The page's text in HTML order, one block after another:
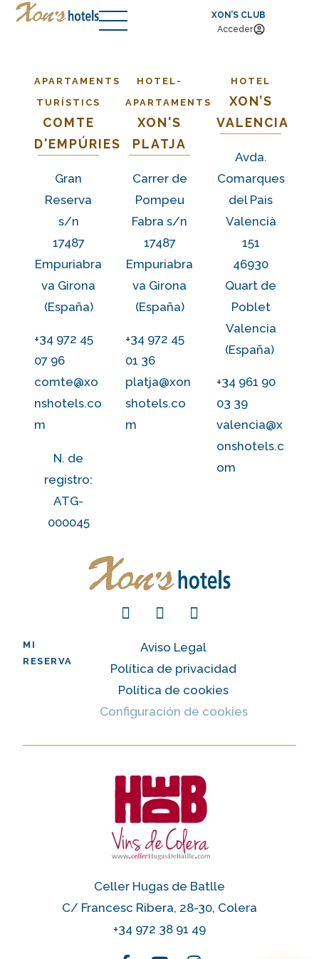
XON’S CLUB
Acceder
APARTAMENTS
TURÍSTICS
COMTE
D'EMPÚRIES
Gran
Reserva
s/n
17487
Empuriabra
va Girona
(España)
+34 972 45
07 96
comte@xo
nshotels.co
m
N. de
registro:
ATG-
000045
HOTEL-
APARTAMENTS
XON'S
PLATJA
Carrer de
Pompeu
Fabra s/n
17487
Empuriabra
va Girona
(España)
+34 972 45
01 36
platja@xon
shotels.co
m
HOTEL
XON’S
VALENCIA
Avda.
Comarques
del Pais
Valencià
151
46930
Quart de
Poblet
Valencia
(España)
+34 961 90
03 39
valencia@x
onshotels.c
om
MI
RESERVA
Aviso Legal
Política de privacidad
Política de cookies
Configuración de cookies
Celler Hugas de Batlle
C/ Francesc Ribera, 28-30, Colera
+34 972 38 91 49